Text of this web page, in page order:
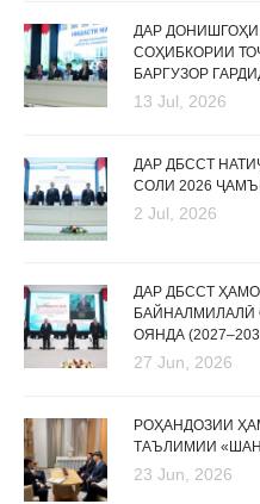
ДАР
СОҲИБКОРИИ
БАРГУЗОР
13 Jul, 2026
ДАР ДБССТ
СОЛИ 2026
2 Jul, 2026
ДАР ДБССТ
БАЙНАЛМИЛАЛӢ
ОЯНДА
27 Jun, 2026
РОҲАНДОЗИИ
ТАЪЛИМИИ
23 Jun, 2026